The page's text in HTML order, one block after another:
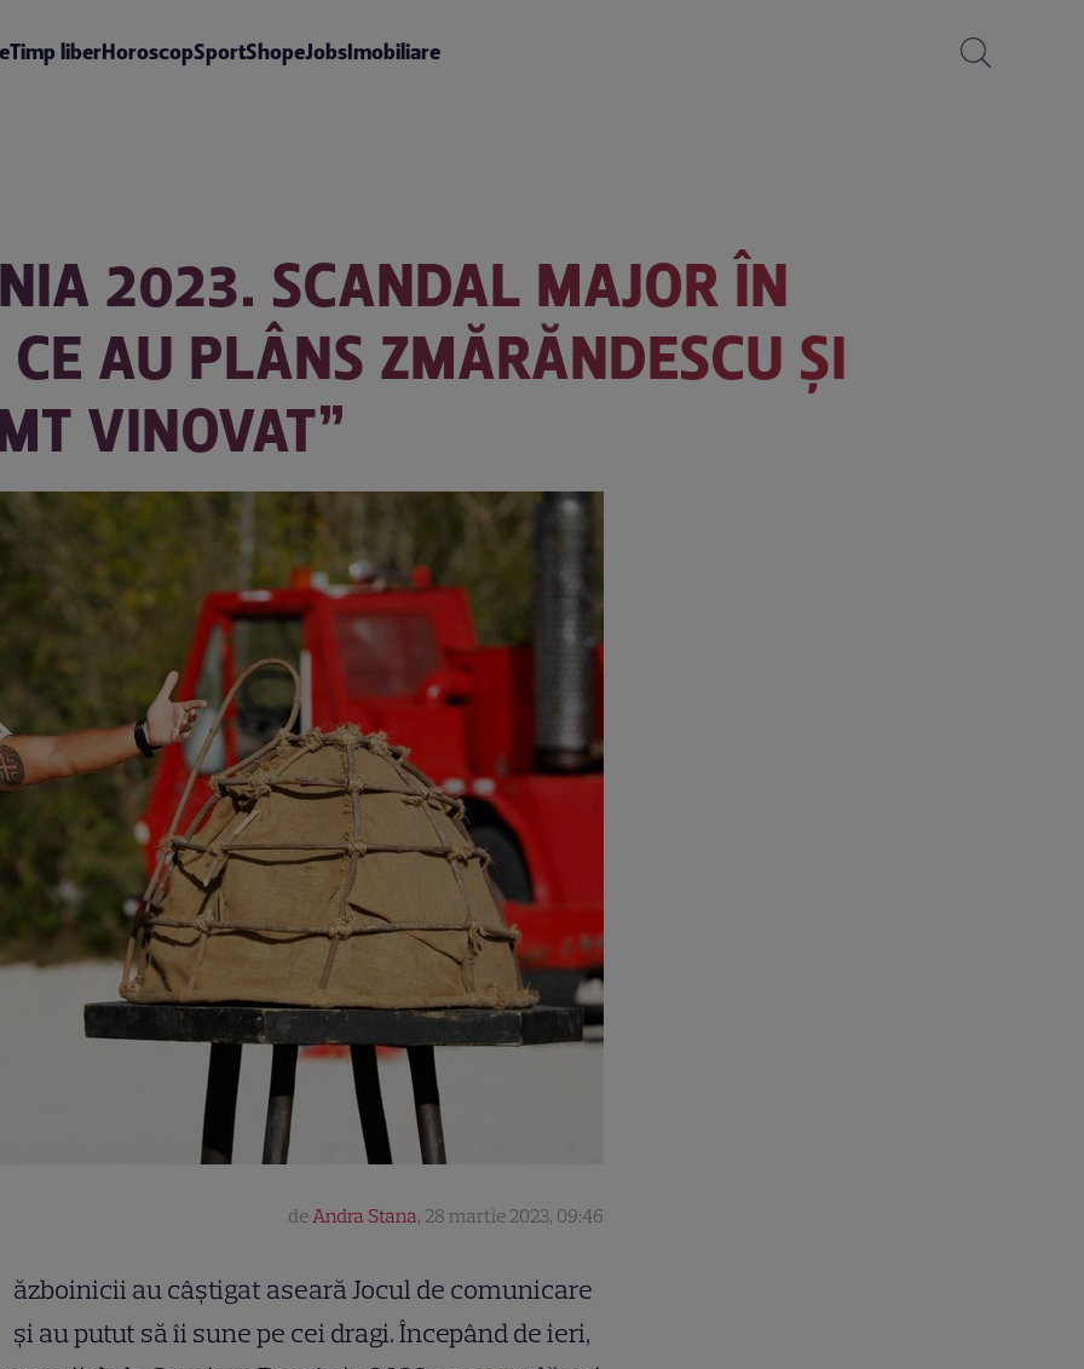
Timp liberHoroscopSportShopeJobsImobiliare
2023. SCANDAL MAJOR ÎN
AU PLÂNS ZMĂRĂNDESCU ȘI
VINOVAT”
deAndra Stana, 28 martie 2023, 09:46
ăzboinicii au câștigat aseară Jocul de comunicare
și au putut să îi sune pe cei dragi. Începând de ieri,